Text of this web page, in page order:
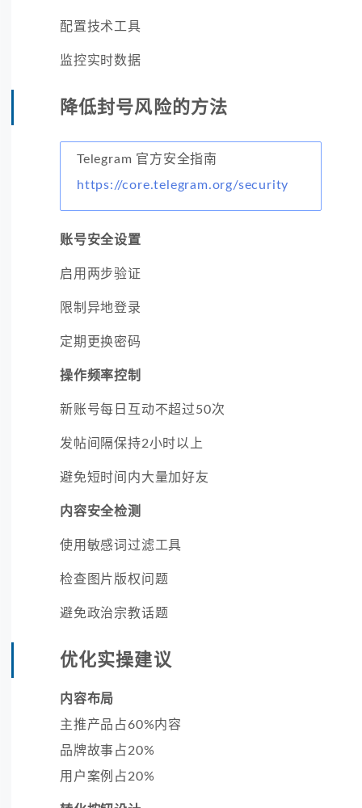
配置技术工具
监控实时数据
降低封号风险的方法
Telegram 官方安全指南
https://core.telegram.org/security
账号安全设置
启用两步验证
限制异地登录
定期更换密码
操作频率控制
新账号每日互动不超过50次
发帖间隔保持2小时以上
避免短时间内大量加好友
内容安全检测
使用敏感词过滤工具
检查图片版权问题
避免政治宗教话题
优化实操建议
内容布局
主推产品占60%内容
品牌故事占20%
用户案例占20%